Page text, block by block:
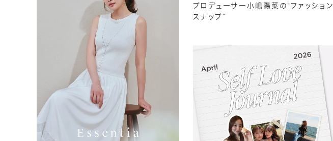
プロデューサー小嶋陽菜の“ファッション
スナップ”